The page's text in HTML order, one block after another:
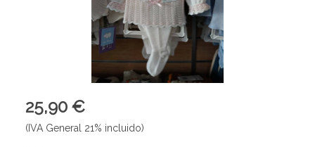
25,90 €
(IVA General 21% incluido)